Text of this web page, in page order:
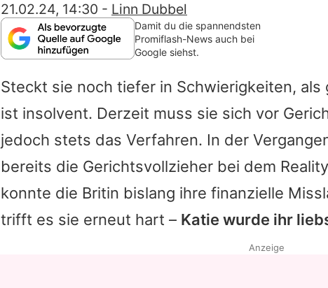
21.02.24, 14:30 - Linn Dubbel
Damit du die spannendsten
Promiflash-News auch bei
Google siehst.
Steckt sie noch tiefer in Schwierigkeiten, als
ist insolvent. Derzeit muss sie sich vor
jedoch stets das Verfahren. In der
bereits die Gerichtsvollzieher bei dem
konnte die Britin bislang ihre finanzielle
trifft es sie erneut hart – Katie wurde ihr
Anzeige